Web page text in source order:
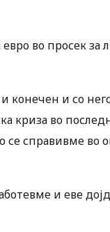
во просек за
и со него
криза во
справивме во
и еве